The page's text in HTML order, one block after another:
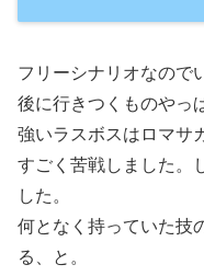
フリーシナリオなので
後に行きつくものやっ
強いラスボスはロマ
すごく苦戦しました。
した。
何となく持っていた技
る、と。